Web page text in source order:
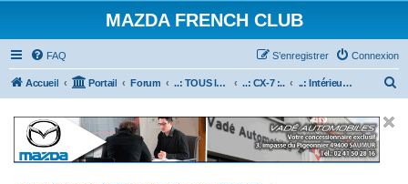
MAZDA FRENCH CLUB
FAQ Connexion
S’enregistrer
Accueil Portail Forum ..: TOUS les Véhicules MAZDA :.. ..: CX-7 :.. ..: Intérieur / Electronique (CX7) :..